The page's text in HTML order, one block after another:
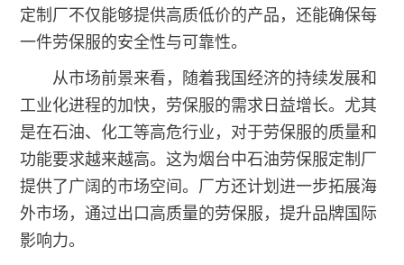
定制厂不仅能够提供高质低价的产品，还能确保每
一件劳保服的安全性与可靠性。
从市场前景来看，随着我国经济的持续发展和
工业化进程的加快，劳保服的需求日益增长。尤其
是在石油、化工等高危行业，对于劳保服的质量和
功能要求越来越高。这为烟台中石油劳保服定制厂
提供了广阔的市场空间。厂方还计划进一步拓展海
外市场，通过出口高质量的劳保服，提升品牌国际
影响力。